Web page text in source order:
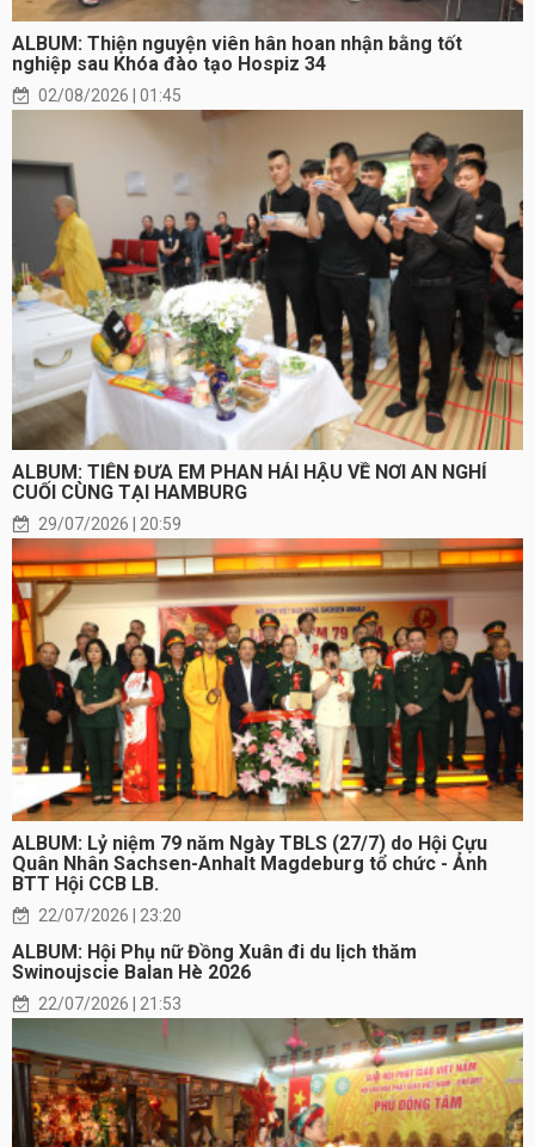
ALBUM: Thiện nguyện viên hân hoan nhận bằng tốt
nghiệp sau Khóa đào tạo Hospiz 34
02/08/2026 | 01:45
ALBUM: TIỄN ĐƯA EM PHAN HẢI HẬU VỀ NƠI AN NGHỈ
CUỐI CÙNG TẠI HAMBURG
29/07/2026 | 20:59
ALBUM: Lỷ niệm 79 năm Ngày TBLS (27/7) do Hội Cựu
Quân Nhân Sachsen-Anhalt Magdeburg tổ chức - Ảnh
BTT Hội CCB LB.
22/07/2026 | 23:20
ALBUM: Hội Phụ nữ Đồng Xuân đi du lịch thăm
Swinoujscie Balan Hè 2026
22/07/2026 | 21:53